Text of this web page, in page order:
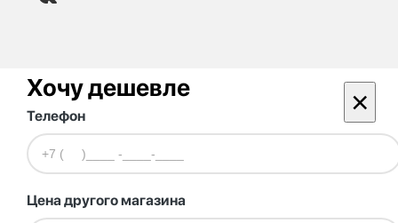
Хочу дешевле ×
Телефон
Цена другого магазина